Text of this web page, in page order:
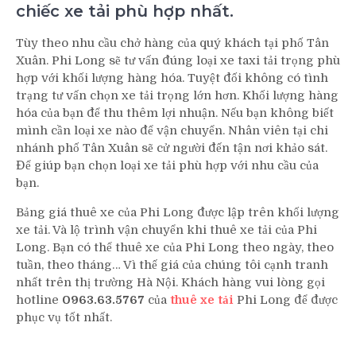
chiếc xe tải phù hợp nhất.
Tùy theo nhu cầu chở hàng của quý khách tại phố Tân
Xuân. Phi Long sẽ tư vấn đúng loại xe taxi tải trọng phù
hợp với khối lượng hàng hóa. Tuyệt đối không có tình
trạng tư vấn chọn xe tải trọng lớn hơn. Khối lượng hàng
hóa của bạn để thu thêm lợi nhuận. Nếu bạn không biết
mình cần loại xe nào để vận chuyển. Nhân viên tại chi
nhánh phố Tân Xuân sẽ cử người đến tận nơi khảo sát.
Để giúp bạn chọn loại xe tải phù hợp với nhu cầu của
bạn.
Bảng giá thuê xe của Phi Long được lập trên khối lượng
xe tải. Và lộ trình vận chuyển khi thuê xe tải của Phi
Long. Bạn có thể thuê xe của Phi Long theo ngày, theo
tuần, theo tháng… Vì thế giá của chúng tôi cạnh tranh
nhất trên thị trường Hà Nội. Khách hàng vui lòng gọi
hotline 0963.63.5767 của thuê xe tải Phi Long để được
phục vụ tốt nhất.